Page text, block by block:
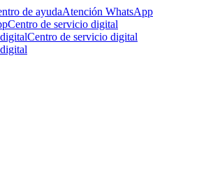
Atención WhatsApp
Centro de servicio digital
Centro de servicio digital